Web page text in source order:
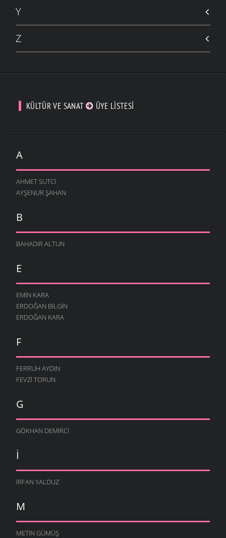
Y
Z
KÜLTÜR VE SANAT ÜYE LISTESI
A
AHMET SUTCI
AYŞENUR ŞAHAN
B
BAHADIR ALTUN
E
EMIN KARA
ERDOĞAN BILGIN
ERDOĞAN KARA
F
FERRUH AYDIN
FEVZI TORUN
G
GÖKHAN DEMIRCI
I
İRFAN YALDUZ
M
METIN GÜMÜŞ